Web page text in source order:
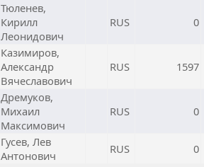
Тюленев,
Кирилл
Леонидович
RUS 0
Казимиров,
Александр
Вячеславович
RUS 1597
Дремуков,
Михаил
Максимович
RUS 0
Гусев, Лев
Антонович
RUS 0